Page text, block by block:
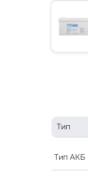
Тип
Тип АКБ